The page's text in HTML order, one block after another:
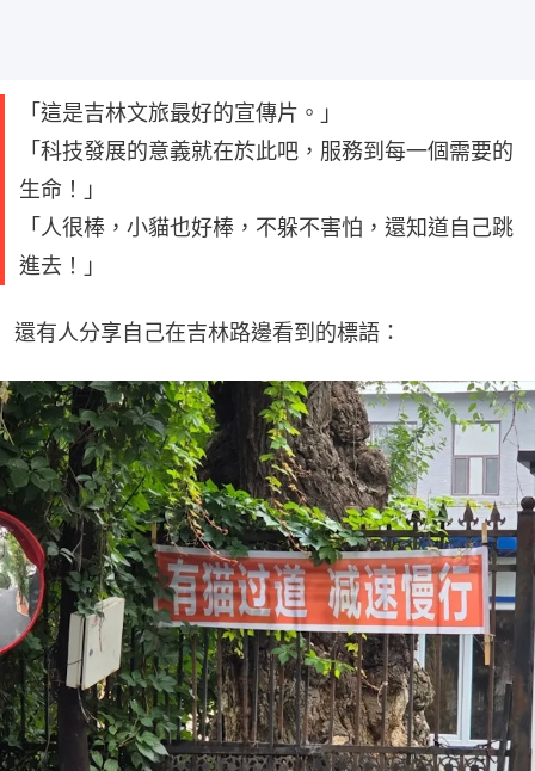
「這是吉林文旅最好的宣傳片。」
「科技發展的意義就在於此吧，服務到每一個需要的
生命！」
「人很棒，小貓也好棒，不躲不害怕，還知道自己跳
進去！」
還有人分享自己在吉林路邊看到的標語：